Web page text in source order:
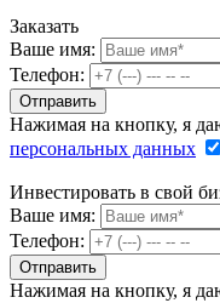
Заказать
Ваше имя:
Телефон:
Нажимая на кнопку, я
персональных данных
Инвестировать в свой
Ваше имя:
Телефон:
Нажимая на кнопку, я